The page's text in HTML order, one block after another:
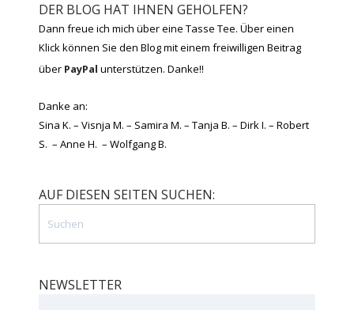
DER BLOG HAT IHNEN GEHOLFEN?
Dann freue ich mich über eine Tasse Tee. Über einen
Klick können Sie den Blog mit einem freiwilligen Beitrag
über PayPal unterstützen. Danke!!
Danke an:
Sina K. – Visnja M. – Samira M. – Tanja B. – Dirk I. – Robert
S. – Anne H. – Wolfgang B.
AUF DIESEN SEITEN SUCHEN:
NEWSLETTER